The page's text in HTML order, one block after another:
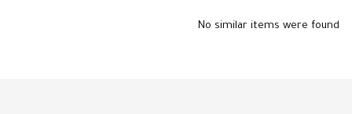
No similar items were found